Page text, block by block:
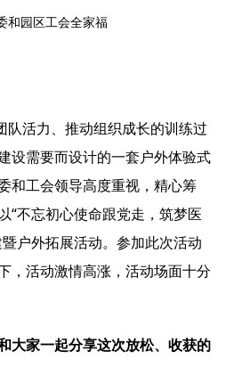
和园区工会全家福
活力、推动组织成长的训练过
设需要而设计的一套户外体验式
和工会领导高度重视，精心筹
“不忘初心使命跟党走，筑梦医
户外拓展活动。参加此次活动
，活动激情高涨，活动场面十分
大家一起分享这次放松、收获的